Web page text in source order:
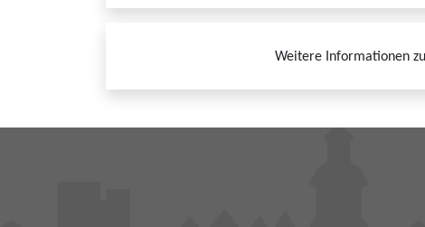
Weitere Informationen